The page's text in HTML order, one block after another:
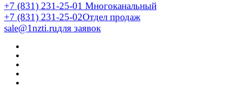
+7 (831) 231-25-01 Многоканальный
+7 (831) 231-25-02Отдел продаж
sale@1nzti.ruдля заявок